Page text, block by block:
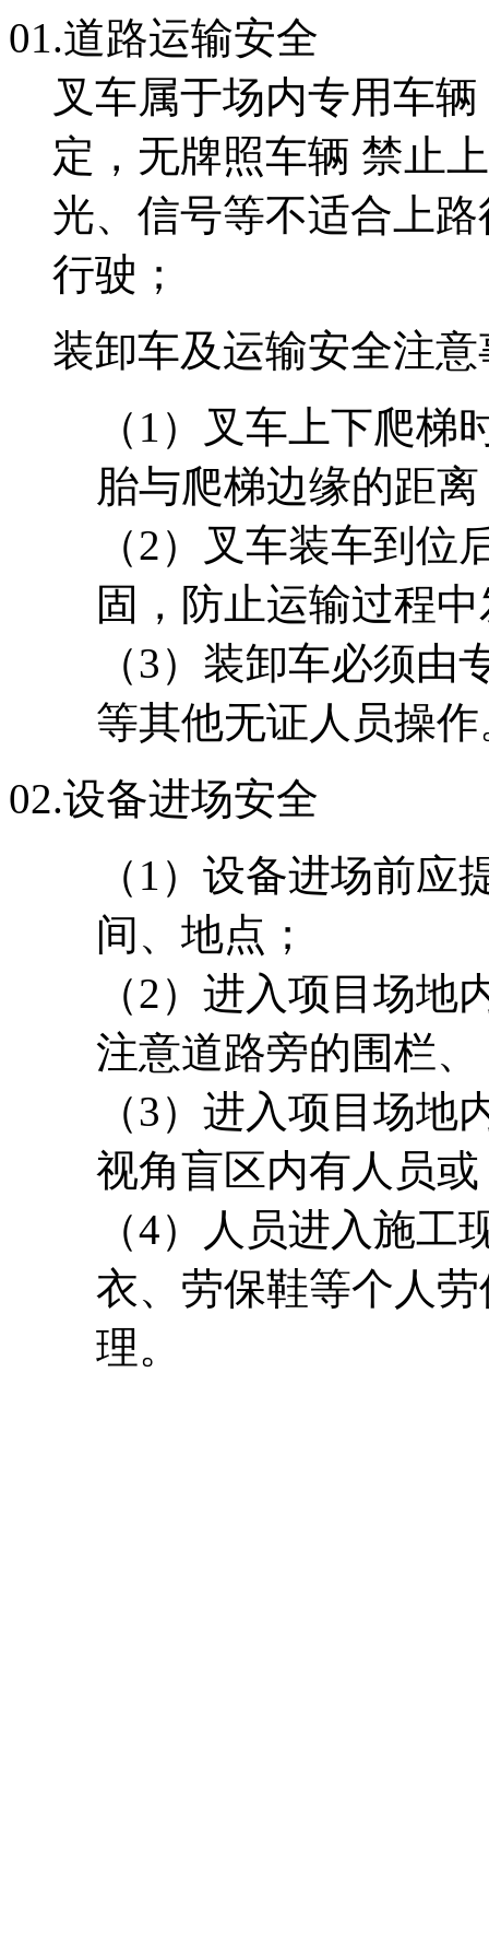
01.道路运输安全
叉车属于场内专用车
定，无牌照车辆 禁止
光、信号等不适合上
行驶；
装卸车及运输安全注
（1）叉车上下爬
胎与爬梯边缘的距离
（2）叉车装车到
固，防止运输过程
（3）装卸车必须
等其他无证人员操作
02.设备进场安全
（1）设备进场前
间、地点；
（2）进入项目场
注意道路旁的围栏
（3）进入项目场
视角盲区内有人员
（4）人员进入施
衣、劳保鞋等个人
理。